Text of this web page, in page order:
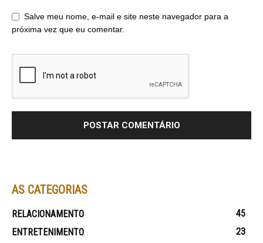
Salve meu nome, e-mail e site neste navegador para a
próxima vez que eu comentar.
AS CATEGORIAS
RELACIONAMENTO
45
ENTRETENIMENTO
23